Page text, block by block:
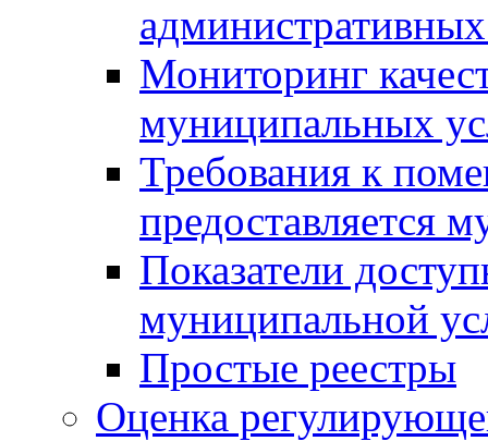
Мониторинг
муниципальных
Требования к
предоставляется
Показатели
муниципальной
Простые реестры
Оценка